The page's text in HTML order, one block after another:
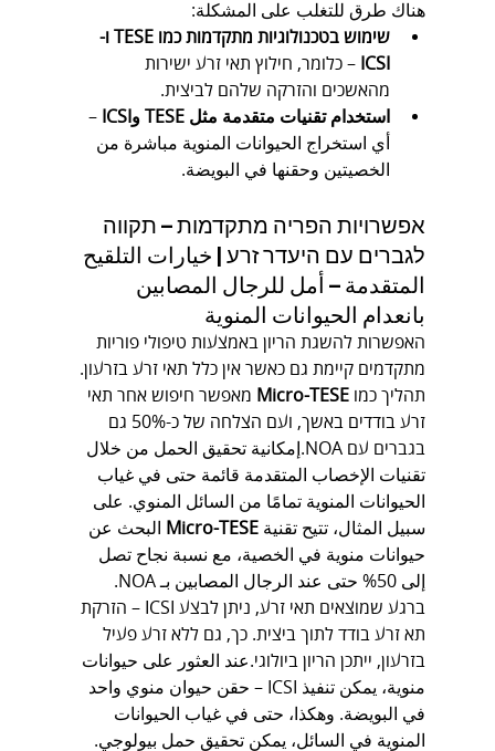
هناك طرق للتغلب على المشكلة:
שימוש בטכנולוגיות מתקדמות כמו TESE ו-
ICSI – כלומר, חילוץ תאי זרע ישירות
מהאשכים והזרקה שלהם לביצית.
استخدام تقنيات متقدمة مثل TESE وICSI
–
أي استخراج الحيوانات المنوية مباشرة من
الخصيتين وحقنها في البويضة.
אפשרויות הפריה מתקדמות – תקווה
לגברים עם היעדר זרע | خيارات التلقيح
المتقدمة – أمل للرجال المصابين
بانعدام الحيوانات المنوية
האפשרות להשגת הריון באמצעות טיפולי פוריות
מתקדמים קיימת גם כאשר אין כלל תאי זרע בזרעון.
תהליך כמו Micro-TESE מאפשר חיפוש אחר תאי
זרע בודדים באשך, ועם הצלחה של כ-50% גם
בגברים עם NOA.إمكانية تحقيق الحمل من خلال
تقنيات الإخصاب المتقدمة قائمة حتى في غياب
الحيوانات المنوية تمامًا من السائل المنوي. على
سبيل المثال، تتيح تقنية Micro-TESE البحث عن
حيوانات منوية في الخصية، مع نسبة نجاح تصل
إلى 50% حتى عند الرجال المصابين بـ NOA.
ברגע שמוצאים תאי זרע, ניתן לבצע ICSI – הזרקת
תא זרע בודד לתוך ביצית. כך, גם ללא זרע פעיל
בזרעון, ייתכן הריון ביולוגי.عند العثور على حيوانات
منوية، يمكن تنفيذ ICSI – حقن حيوان منوي واحد
في البويضة. وهكذا، حتى في غياب الحيوانات
المنوية في السائل، يمكن تحقيق حمل بيولوجي.